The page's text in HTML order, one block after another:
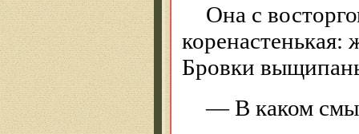
Она с
коренастенькая:
Бровки
— В каком